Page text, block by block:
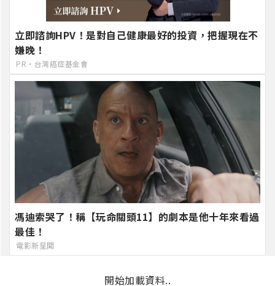
立即諮詢HPV！是對自己健康最好的投資，把握現在不
嫌晚！
PR・台灣癌症基金會
馮迪索哭了！稱【玩命關頭11】的劇本是他十年來看過
最佳！
電影新星聞
開始加載資料..